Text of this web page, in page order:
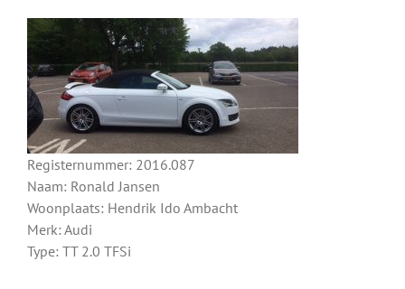
Registernummer: 2016.087
Naam: Ronald Jansen
Woonplaats: Hendrik Ido Ambacht
Merk: Audi
Type: TT 2.0 TFSi